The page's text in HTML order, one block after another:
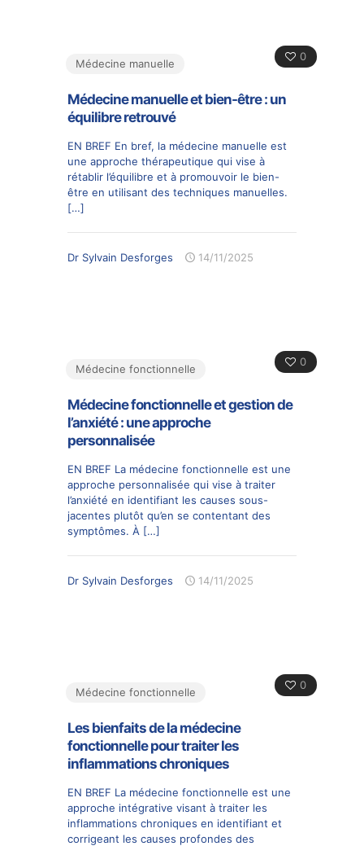
0
Médecine manuelle
Médecine manuelle et bien-être : un
équilibre retrouvé
EN BREF En bref, la médecine manuelle est
une approche thérapeutique qui vise à
rétablir l’équilibre et à promouvoir le bien-
être en utilisant des techniques manuelles.
[…]
Dr Sylvain Desforges 14/11/2025
0
Médecine fonctionnelle
Médecine fonctionnelle et gestion de
l’anxiété : une approche
personnalisée
EN BREF La médecine fonctionnelle est une
approche personnalisée qui vise à traiter
l’anxiété en identifiant les causes sous-
jacentes plutôt qu’en se contentant des
symptômes. À […]
Dr Sylvain Desforges 14/11/2025
0
Médecine fonctionnelle
Les bienfaits de la médecine
fonctionnelle pour traiter les
inflammations chroniques
EN BREF La médecine fonctionnelle est une
approche intégrative visant à traiter les
inflammations chroniques en identifiant et
corrigeant les causes profondes des